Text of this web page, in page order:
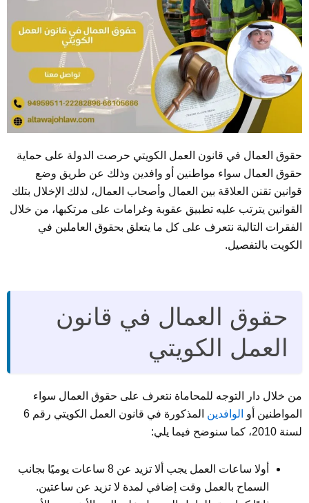
حقوق العمال في قانون العمل الكويتي حرصت الدولة على حماية
حقوق العمال سواء مواطنين أو وافدين وذلك عن طريق وضع
قوانين تقنن العلاقة بين العمال وأصحاب العمال، لذلك الإخلال بتلك
القوانين يترتب عليه تطبيق عقوبة وغرامات على مرتكبها، من خلال
الفقرات التالية نتعرف على كل ما يتعلق بحقوق العاملين في
الكويت بالتفصيل.
حقوق العمال في قانون
العمل الكويتي
من خلال دار التوجه للمحاماة نتعرف على حقوق العمال سواء
المواطنين أو الوافدين
المذكورة في قانون العمل الكويتي رقم 6
لسنة 2010، كما سنوضح فيما يلي:
أولا ساعات العمل يجب ألا تزيد عن 8 ساعات يوميًا بجانب
السماح بالعمل وقت إضافي لمدة لا تزيد عن ساعتين.